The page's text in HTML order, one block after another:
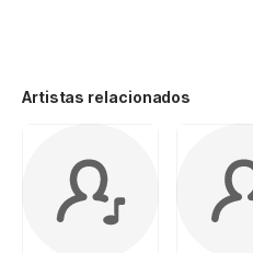
Artistas relacionados